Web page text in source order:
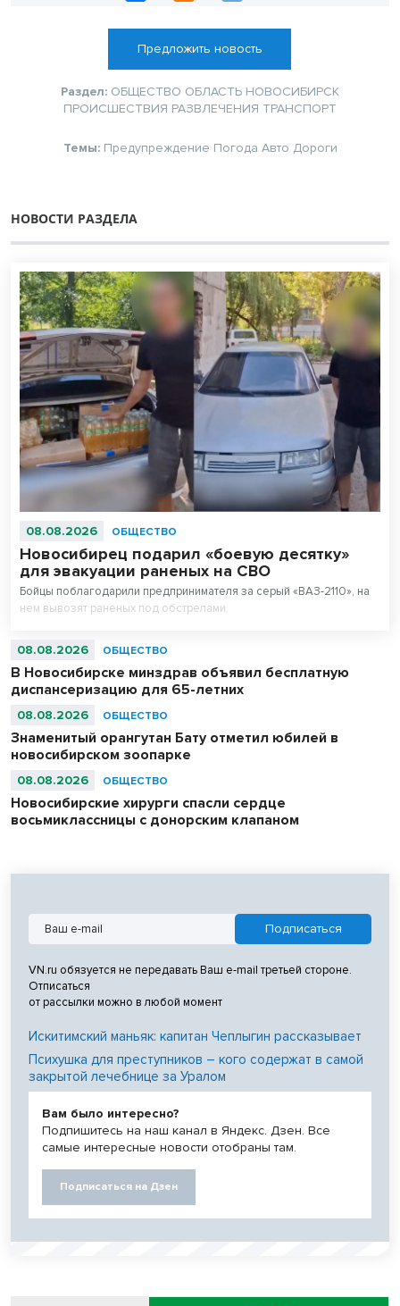
Предложить новость
Раздел: ОБЩЕСТВО ОБЛАСТЬ НОВОСИБИРСК
ПРОИСШЕСТВИЯ РАЗВЛЕЧЕНИЯ ТРАНСПОРТ
Темы: Предупреждение Погода Авто Дороги
НОВОСТИ РАЗДЕЛА
08.08.2026 ОБЩЕСТВО
Новосибирец подарил «боевую десятку»
для эвакуации раненых на СВО
Бойцы поблагодарили предпринимателя за серый «ВАЗ-2110», на
нем вывозят раненых под обстрелами.
08.08.2026 ОБЩЕСТВО
В Новосибирске минздрав объявил бесплатную
диспансеризацию для 65-летних
08.08.2026 ОБЩЕСТВО
Знаменитый орангутан Бату отметил юбилей в
новосибирском зоопарке
08.08.2026 ОБЩЕСТВО
Новосибирские хирурги спасли сердце
восьмиклассницы с донорским клапаном
VN.ru обязуется не передавать Ваш e-mail третьей стороне.
Отписаться
от рассылки можно в любой момент
Искитимский маньяк: капитан Чеплыгин рассказывает
Психушка для преступников – кого содержат в самой
закрытой лечебнице за Уралом
Вам было интересно?
Подпишитесь на наш канал в Яндекс. Дзен. Все
самые интересные новости отобраны там.
Подписаться на Дзен